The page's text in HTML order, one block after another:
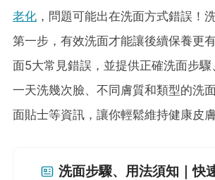
老化 ，問題可能出在洗面方式錯誤！
第一步，有效洗面才能讓後續保養更
面5大常見錯誤，並提供正確洗面步驟
一天洗幾次臉、不同膚質和類型的洗
面貼士等資訊，讓你輕鬆維持健康皮膚
洗面步驟、用法須知｜快